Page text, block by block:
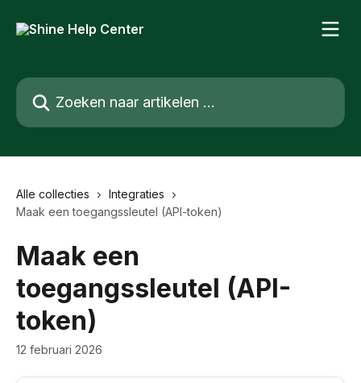
Zoeken naar artikelen ...
Alle collecties
Integraties
Maak een toegangssleutel (API-token)
Maak een
toegangssleutel (API-
token)
12 februari 2026